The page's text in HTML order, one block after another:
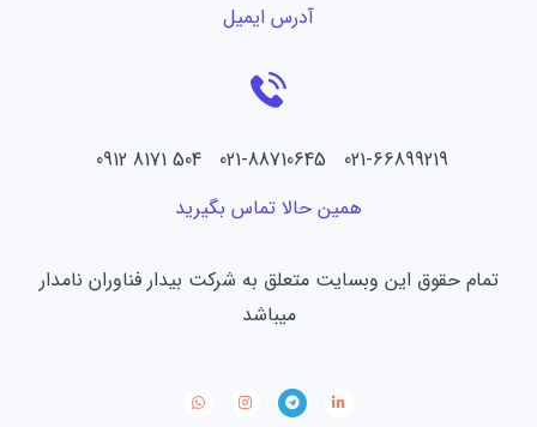
آدرس ایمیل
021-66899219 021-88710645 504 8171 0912
همین حالا تماس بگیرید
تمام حقوق این وبسایت متعلق به شرکت بیدار فناوران نامدار
میباشد